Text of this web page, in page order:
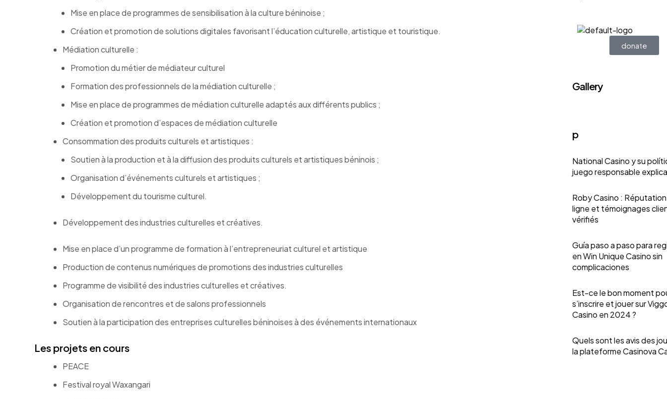
Mise en place de programmes de sensibilisation à la culture béninoise ;
Création et promotion de solutions digitales favorisant l’éducation culturelle, artistique et touristique.
Médiation culturelle :
Promotion du métier de médiateur culturel
Formation des professionnels de la médiation culturelle ;
Mise en place de programmes de médiation culturelle adaptés aux différents publics ;
Création et promotion d’espaces de médiation culturelle
Consommation des produits culturels et artistiques :
Soutien à la production et à la diffusion des produits culturels et artistiques béninois ;
Organisation d’événements culturels et artistiques ;
Développement du tourisme culturel.
Développement des industries culturelles et créatives.
Mise en place d’un programme de formation à l’entrepreneuriat culturel et artistique
Production de contenus numériques de promotions des industries culturelles
Programme de visibilité des industries culturelles et créatives.
Organisation de rencontres et de salons professionnels
Soutien à la participation des entreprises culturelles béninoises à des événements internationaux
Les projets en cours
PEACE
Festival royal Waxangari
donate
Gallery
p
National Casino y su
juego responsable
Roby Casino :
ligne et témoignages
vérifiés
Guía paso a paso para
en Win Unique Casino sin
complicaciones
Est-ce le bon moment
s’inscrire et jouer sur
Casino en 2024 ?
Quels sont les avis des
la plateforme Casinova